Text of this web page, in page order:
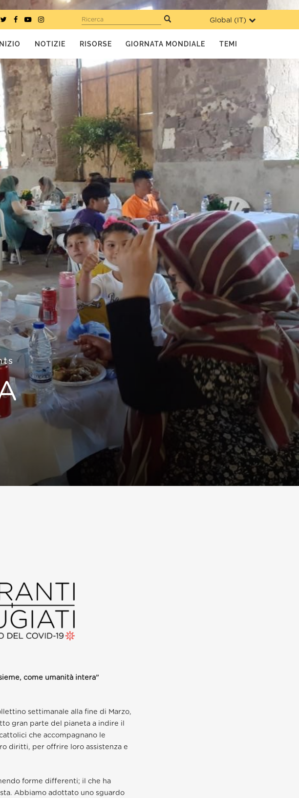
Global ( IT)
Ricerca
NOTIZIE RISORSE GIORNATA MONDIALE TEMI
come umanità intera”
settimanale alla fine di Marzo,
gran parte del pianeta a indire il
che accompagnano le
diritti, per offrire loro assistenza e
forme differenti; il che ha
Abbiamo adottato uno sguardo